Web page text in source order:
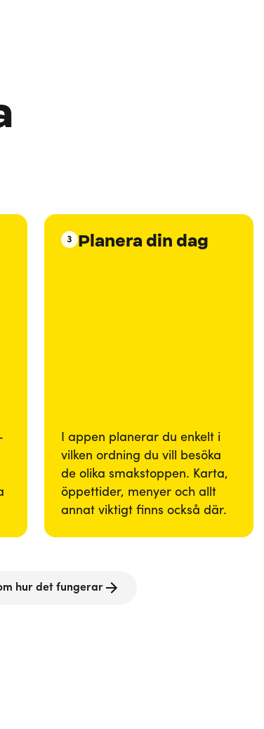
3 Planera din dag
I appen planerar du enkelt i
vilken ordning du vill besöka
de olika smakstoppen. Karta,
öppettider, menyer och allt
annat viktigt finns också där.
hur det fungerar